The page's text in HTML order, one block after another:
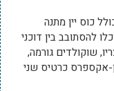
39 ₪ למבקר הכולל כוס יין מתנה
להסתובב בין דוכני
שוקולדים גורמה,
אקספרס כרטיס שני